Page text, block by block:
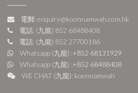
電郵: enquiry@koonnamwah.com.hk
電話: (九龍) 852 68488408
電話: (九龍) 852 27700186
Whatsapp (九龍) :+852 68131929
Whatsapp (九龍) :+852 68488408
WE CHAT (九龍): koonnamwah